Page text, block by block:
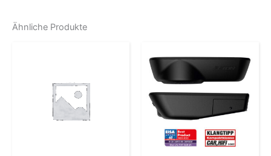
Ähnliche Produkte